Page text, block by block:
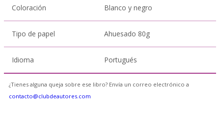
Coloración Blanco y negro
Tipo de papel Ahuesado 80g
Idioma Portugués
¿Tienes alguna queja sobre ese libro? Envía un correo electrónico a
contacto@clubdeautores.com